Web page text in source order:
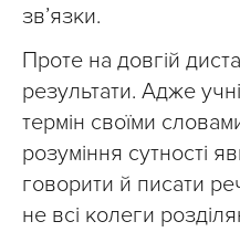
звʼязки.
Проте на довгій
результати. Адже
термін своїми
розуміння сутності
говорити й писати
не всі колеги